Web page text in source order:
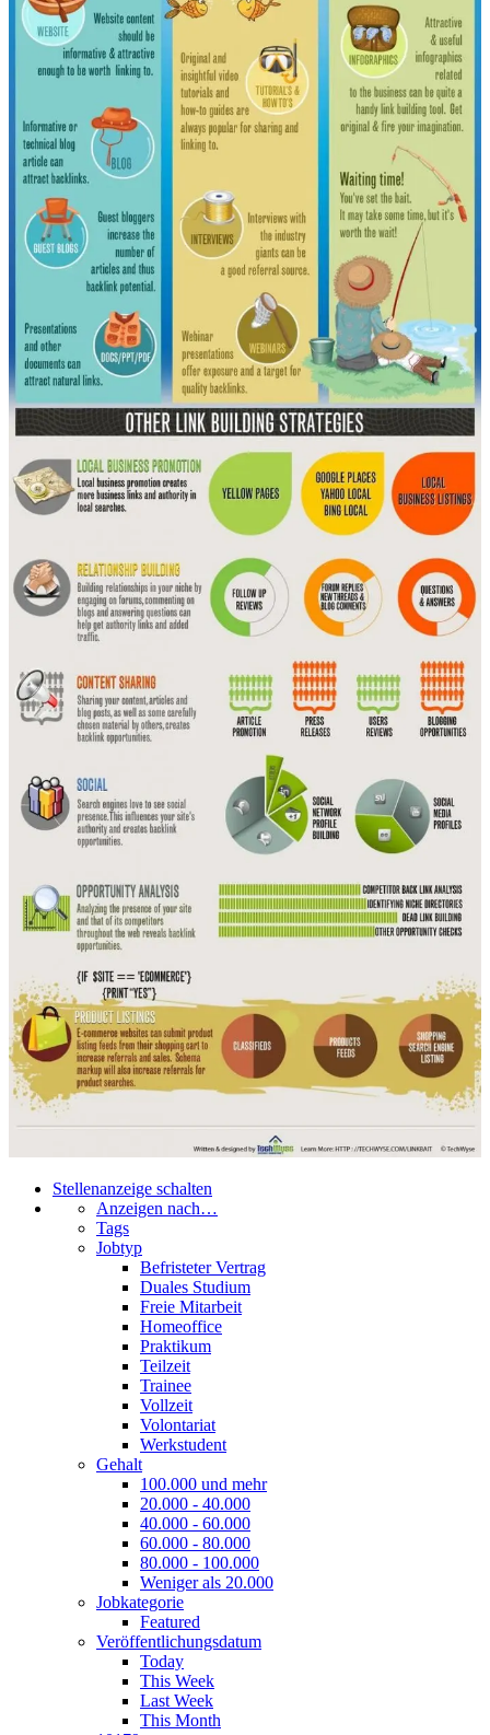
Stellenanzeige schalten
Anzeigen nach…
Tags
Jobtyp
Befristeter Vertrag
Duales Studium
Freie Mitarbeit
Homeoffice
Praktikum
Teilzeit
Trainee
Vollzeit
Volontariat
Werkstudent
Gehalt
100.000 und mehr
20.000 - 40.000
40.000 - 60.000
60.000 - 80.000
80.000 - 100.000
Weniger als 20.000
Jobkategorie
Featured
Veröffentlichungsdatum
Today
This Week
Last Week
This Month